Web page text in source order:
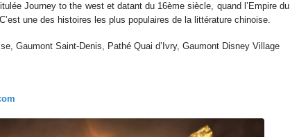
Journey to the west et datant du 16ème siècle, quand l’Empire du
une des histoires les plus populaires de la littérature chinoise.
Gaumont Saint-Denis, Pathé Quai d’Ivry, Gaumont Disney Village